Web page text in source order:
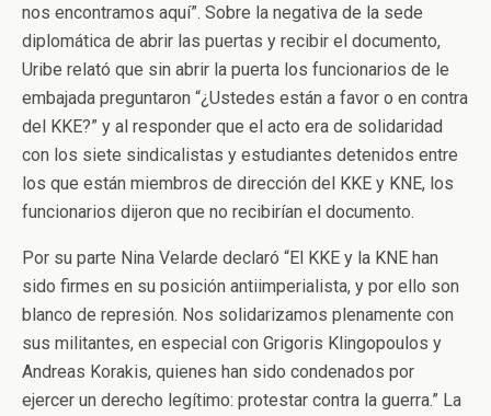
nos encontramos aquí”. Sobre la negativa de la sede
diplomática de abrir las puertas y recibir el documento,
Uribe relató que sin abrir la puerta los funcionarios de le
embajada preguntaron “¿Ustedes están a favor o en contra
del KKE?” y al responder que el acto era de solidaridad
con los siete sindicalistas y estudiantes detenidos entre
los que están miembros de dirección del KKE y KNE, los
funcionarios dijeron que no recibirían el documento.
Por su parte Nina Velarde declaró “El KKE y la KNE han
sido firmes en su posición antiimperialista, y por ello son
blanco de represión. Nos solidarizamos plenamente con
sus militantes, en especial con Grigoris Klingopoulos y
Andreas Korakis, quienes han sido condenados por
ejercer un derecho legítimo: protestar contra la guerra.” La